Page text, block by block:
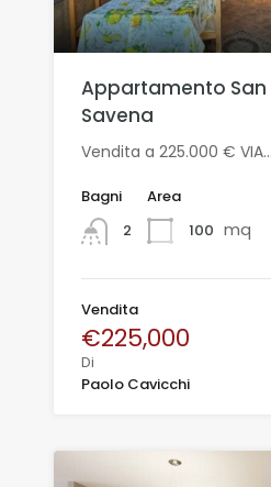
Appartamento San
Savena
Vendita a 225.000 € VIA…
Bagni
2
Area
100 mq
Vendita
€225,000
Di
Paolo Cavicchi